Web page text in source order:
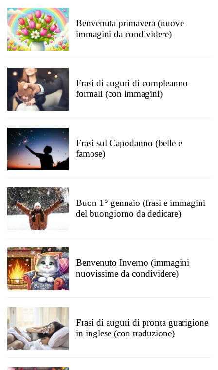
Benvenuta primavera (nuove
immagini da condividere)
Frasi di auguri di compleanno
formali (con immagini)
Frasi sul Capodanno (belle e
famose)
Buon 1° gennaio (frasi e immagini
del buongiorno da dedicare)
Benvenuto Inverno (immagini
nuovissime da condividere)
Frasi di auguri di pronta guarigione
in inglese (con traduzione)